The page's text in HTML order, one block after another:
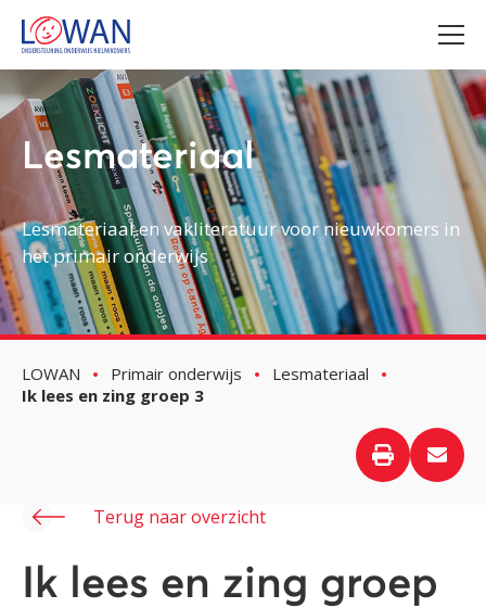
Lesmateriaal
Lesmateriaal en vakliteratuur voor nieuwkomers in
het primair onderwijs
LOWAN Primair onderwijs
Lesmateriaal
Ik lees en zing groep 3
Terug naar overzicht
Ik lees en zing groep